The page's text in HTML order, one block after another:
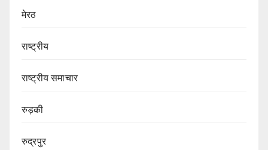
मेरठ
राष्ट्रीय
राष्ट्रीय समाचार
रुड़की
रुद्रपुर